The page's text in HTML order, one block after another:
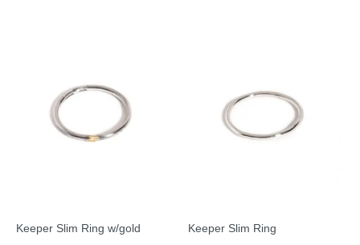
Keeper Slim Ring w/gold Keeper Slim Ring